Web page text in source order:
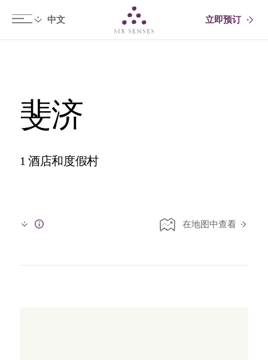
立即预订
斐济
1 酒店和度假村
在地图中查看